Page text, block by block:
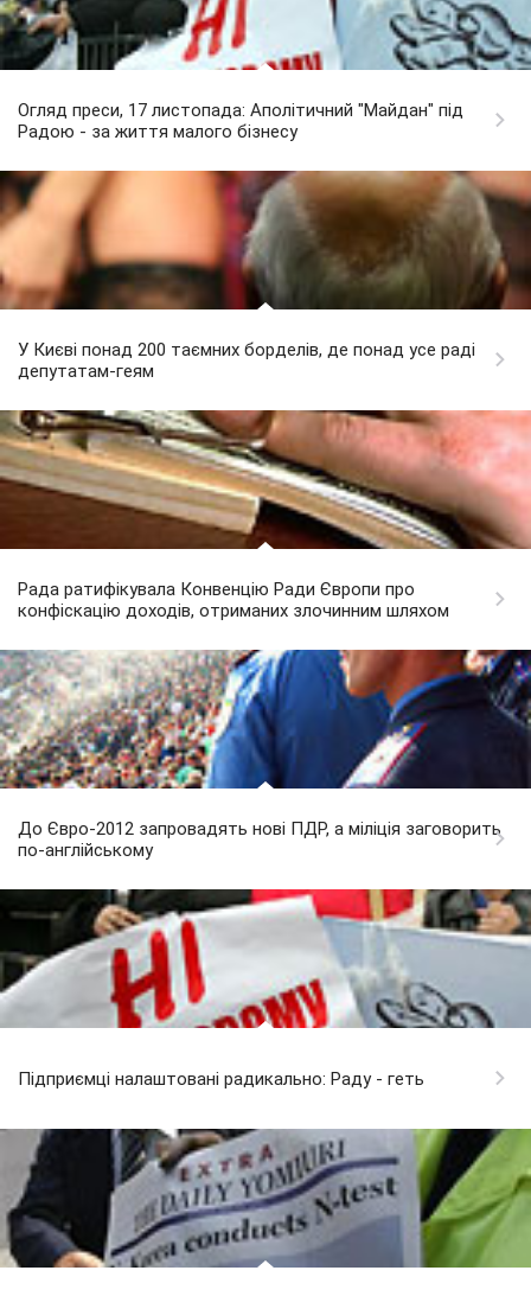
Огляд преси, 17 листопада: Аполітичний "Майдан" під
Радою - за життя малого бізнесу
У Києві понад 200 таємних борделів, де понад усе раді
депутатам-геям
Рада ратифікувала Конвенцію Ради Європи про
конфіскацію доходів, отриманих злочинним шляхом
До Євро-2012 запровадять нові ПДР, а міліція заговорить
по-англійському
Підприємці налаштовані радикально: Раду - геть